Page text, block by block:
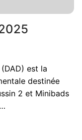
est la
destinée
2 et Minibads